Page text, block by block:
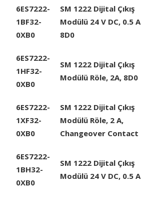
6ES7222-
1BF32-
0XB0
SM 1222 Dijital Çıkış
Modülü 24 V DC, 0.5 A
8D0
6ES7222-
1HF32-
0XB0
SM 1222 Dijital Çıkış
Modülü Röle, 2A, 8D0
6ES7222-
1XF32-
0XB0
SM 1222 Dijital Çıkış
Modülü Röle, 2 A,
Changeover Contact
6ES7222-
1BH32-
0XB0
SM 1222 Dijital Çıkış
Modülü 24 V DC, 0.5 A